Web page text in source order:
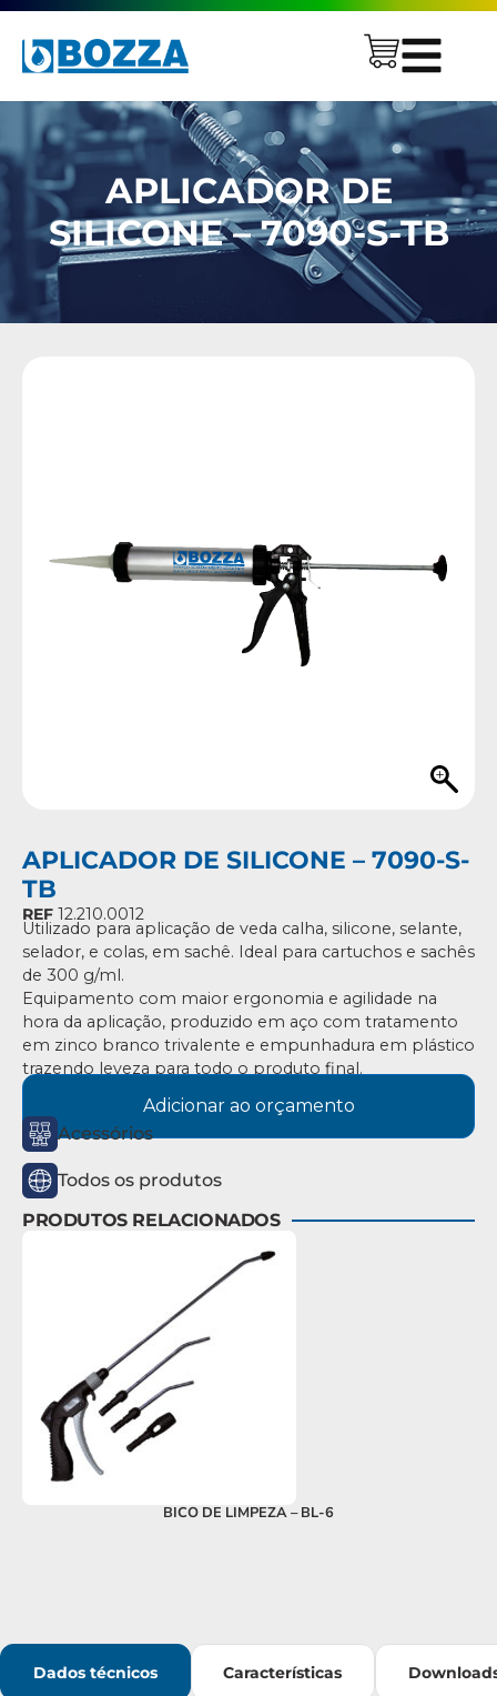
APLICADOR DE
SILICONE – 7090-S-TB
APLICADOR DE SILICONE – 7090-S-
TB
REF 12.210.0012
Utilizado para aplicação de veda calha, silicone, selante,
selador, e colas, em sachê. Ideal para cartuchos e sachês
de 300 g/ml.
Equipamento com maior ergonomia e agilidade na
hora da aplicação, produzido em aço com tratamento
em zinco branco trivalente e empunhadura em plástico
trazendo leveza para todo o produto final.
Adicionar ao orçamento
Acessórios
Todos os produtos
PRODUTOS RELACIONADOS
BICO DE LIMPEZA – BL-6
Dados técnicos Características